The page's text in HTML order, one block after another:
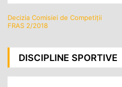
Navigare
articole
Decizia Comisiei de Competiții
FRAS 2/2018
DISCIPLINE SPORTIVE